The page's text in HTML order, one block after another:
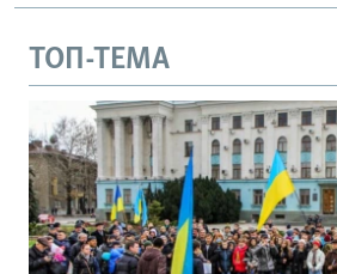
ТОП-ТЕМА